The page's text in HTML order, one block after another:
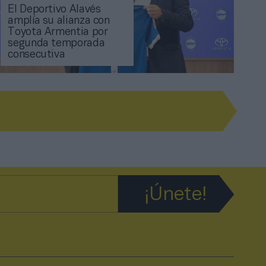
El Deportivo Alavés
amplía su alianza con
Toyota Armentia por
segunda temporada
consecutiva